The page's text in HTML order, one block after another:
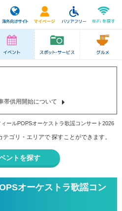
供用開始について
ールPOPSオーケストラ歌謡コンサート2026
テゴリ・エリアで 探すことができます。
ントを探す
オーケストラ歌謡コン